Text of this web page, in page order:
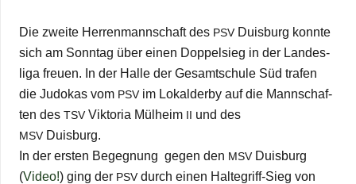
Die zweite Her­ren­mann­schaft des PSV Duis­burg konnte
sich am Sonn­tag über einen Dop­pel­sieg in der Lan­des­
liga freuen. In der Halle der Gesamt­schule Süd tra­fen
die Judo­kas vom PSV im Lokal­derby auf die Mann­schaf­
ten des TSV Vik­to­ria Mül­heim II und des
MSV Duis­burg.
In der ers­ten Begeg­nung gegen den MSV Duis­burg
(Video!) ging der PSV durch einen Hal­te­griff-Sieg von